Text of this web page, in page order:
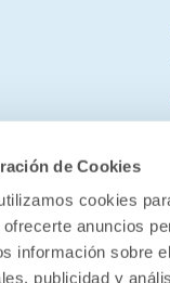
de Cookies
cookies
anuncios
información sobre
publicidad y